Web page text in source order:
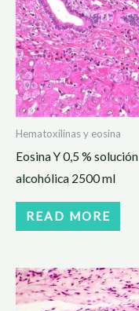
Hematoxilinas y eosina
Eosina Y 0,5 % solución
alcohólica 2500 ml
READ MORE